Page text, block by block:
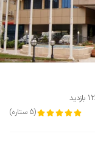
(
5 ستاره)